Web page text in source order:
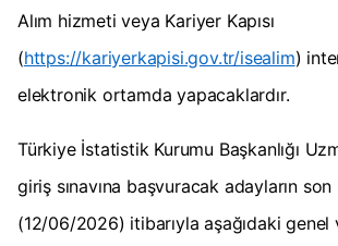
Alım hizmeti veya Kariyer Kapısı
(https://kariyerkapisi.gov.tr/isealim)
elektronik ortamda yapacaklardır.
Türkiye İstatistik Kurumu Başkanlığı
giriş sınavına başvuracak adayların
(12/06/2026) itibarıyla aşağıdaki genel